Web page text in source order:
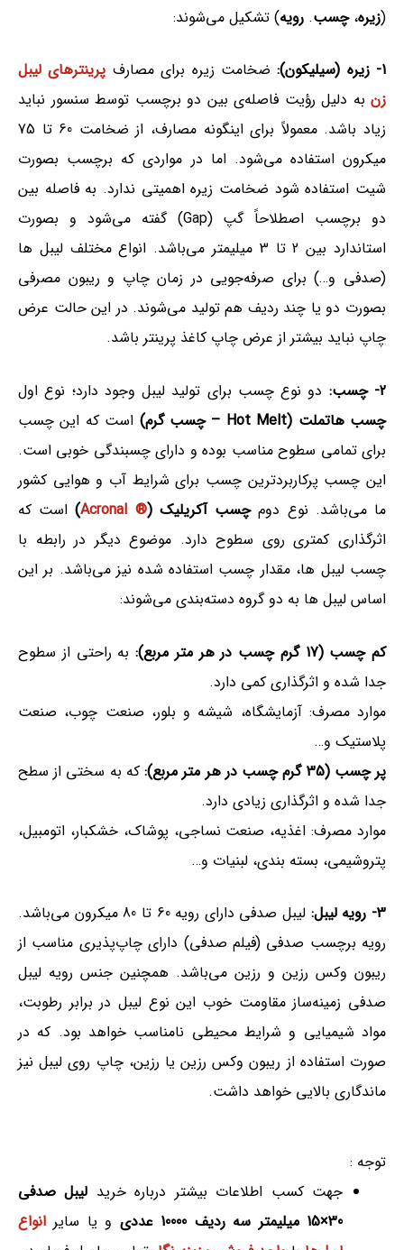
(زیره،چسب. رویه) تشکیل می‌شوند:
1- زیره (سیلیکون): ضخامت زیره برای مصارف پرینترهای لیبل
زن به دلیل رؤیت فاصله‌ی بین دو برچسب توسط سنسور نباید
زیاد باشد. معمولاً برای اینگونه مصارف، از ضخامت 60 تا 75
میکرون استفاده می‌شود. اما در مواردی که برچسب بصورت
شیت استفاده شود ضخامت زیره اهمیتی ندارد. به فاصله بین
دو برچسب اصطلاحاً گپ (Gap) گفته می‌شود و بصورت
استاندارد بین 2 تا 3 میلیمتر می‌باشد. انواع مختلف لیبل ها
(صدفی و…) برای صرفه‌جویی در زمان چاپ و ریبون مصرفی
بصورت دو یا چند ردیف هم تولید می‌شوند. در این حالت عرض
چاپ نباید بیشتر از عرض چاپ کاغذ پرینتر باشد.
2- چسب:
دو نوع چسب برای تولید لیبل وجود دارد؛ نوع اول
چسب هاتملت (Hot Melt – چسب گرم)
است که این چسب
برای تمامی سطوح مناسب بوده و دارای چسبندگی خوبی است.
این چسب پرکاربردترین چسب برای شرایط آب و هوایی کشور
ما می‌باشد. نوع دومچسب آکریلیک (® Acronal
)است که
اثرگذاری کمتری روی سطوح دارد. موضوع دیگر در رابطه با
چسب لیبل ها، مقدار چسب استفاده شده نیز می‌باشد. بر این
اساس لیبل ها به دو گروه دسته‌بندی می‌شوند:
کم چسب (17 گرم چسب در هر متر مربع):
به راحتی از سطوح
جدا شده و اثرگذاری کمی دارد.
موارد مصرف: آزمایشگاه، شیشه و بلور، صنعت چوب، صنعت
پلاستیک و…
پر چسب (35 گرم چسب در هر متر مربع):
که به سختی از سطح
جدا شده و اثرگذاری زیادی دارد.
موارد مصرف: اغذیه، صنعت نساجی، پوشاک، خشکبار، اتومبیل،
پتروشیمی، بسته بندی، لبنیات و…
3- رویه لیبل:
لیبل صدفی دارای رویه 60 تا 80 میکرون می‌باشد.
رویه برچسب صدفی (فیلم صدفی) دارای چاپ‌پذیری مناسب از
ریبون وکس رزین و رزین می‌باشد. همچنین جنس رویه لیبل
صدفی زمینه‌ساز مقاومت خوب این نوع لیبل در برابر رطوبت،
مواد شیمیایی و شرایط محیطی نامناسب خواهد بود. که در
صورت استفاده از ریبون وکس رزین یا رزین، چاپ روی لیبل نیز
ماندگاری بالایی خواهد داشت.
توجه :
جهت کسب اطلاعات بیشتر درباره خرید لیبل صدفی
30×15 میلیمتر سه ردیف 10000 عددی
و یا سایر انواع